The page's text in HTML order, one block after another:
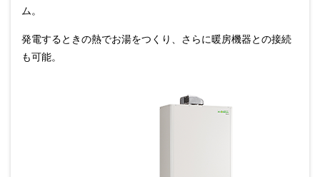
ム。
発電するときの熱でお湯をつくり、さらに暖房機器との接続
も可能。